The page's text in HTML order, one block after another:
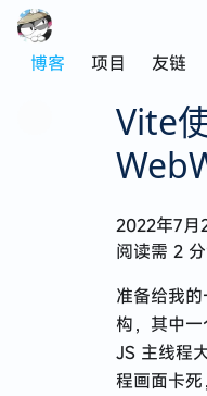
博客 项目 友链
Vite
2022年7月
阅读需 2
准备给我
构，其中
JS 主线程
程画面卡